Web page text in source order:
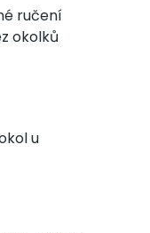
ručení
okolků
u